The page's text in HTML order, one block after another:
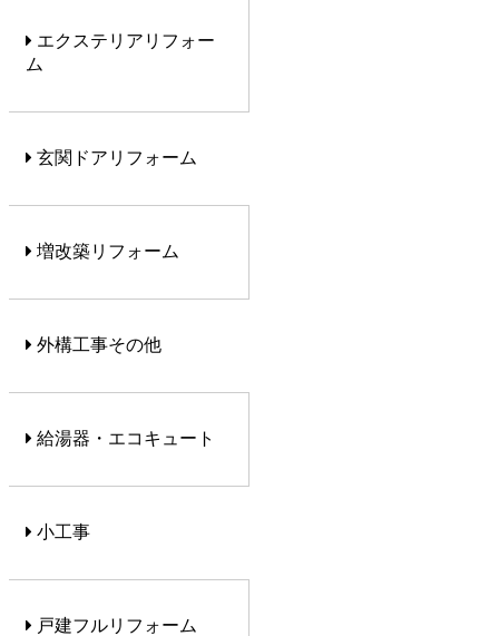
エクステリアリフォー
ム
玄関ドアリフォーム
増改築リフォーム
外構工事その他
給湯器・エコキュート
小工事
戸建フルリフォーム